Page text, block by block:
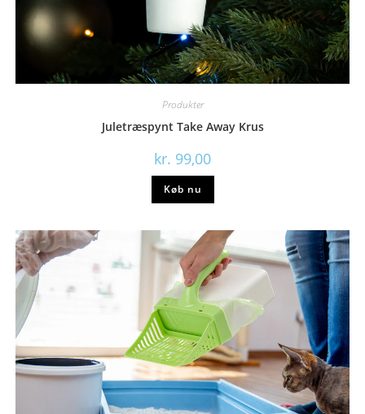
Produkter
Juletræspynt Take Away Krus
kr. 99,00
Køb nu